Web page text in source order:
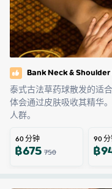
Bank Neck &
泰式古法草药球散发的适
体会通过皮肤吸收其精华
人群。
60分钟
฿675750
90
฿